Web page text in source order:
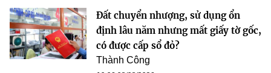
Đất chuyển nhượng, sử dụng ổn
định lâu năm nhưng mất giấy tờ gốc,
có được cấp sổ đỏ?
Thành Công